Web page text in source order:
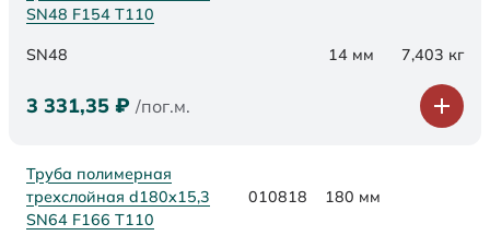
SN48 F154 Т110
SN48 14 мм 7,403 кг
3 331,35 ₽ /пог.м.
Труба полимерная
трехслойная d180х15,3
SN64 F166 Т110
010818 180 мм